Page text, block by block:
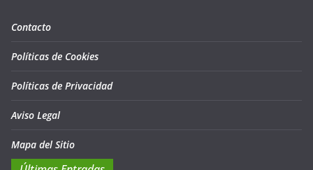
Contacto
Políticas de Cookies
Políticas de Privacidad
Aviso Legal
Mapa del Sitio